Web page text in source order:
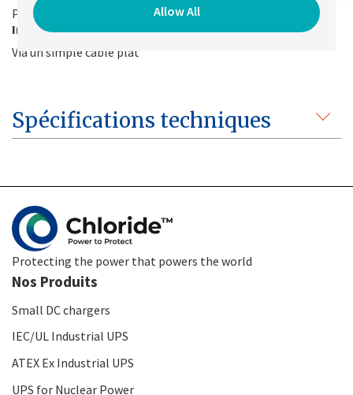
Par potentiomètre externe
Interface avec la supervision Quartz
Via un simple câble plat
Spécifications techniques
Protecting the power that powers the world
Nos Produits
Small DC chargers
IEC/UL Industrial UPS
ATEX Ex Industrial UPS
UPS for Nuclear Power
Allow All